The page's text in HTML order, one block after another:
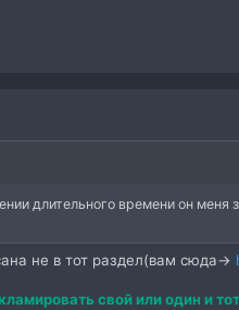
длительного времени он меня
не в тот раздел(вам сюда->
свой или один и